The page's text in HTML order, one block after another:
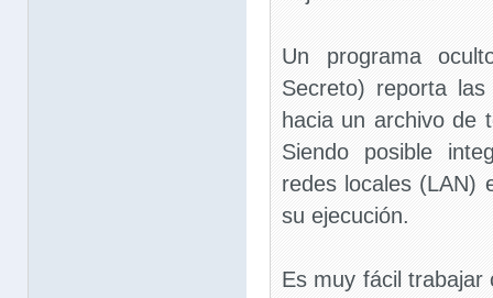
Un programa
Secreto) reporta
hacia un archivo de
Siendo posible
redes locales (LAN)
su ejecución.
Es muy fácil trabajar